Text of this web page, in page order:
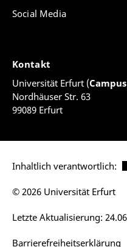
Social Media
Kontakt
Universität Erfurt (
Nordhäuser Str. 63
99089 Erfurt
Inhaltlich verantwortlich:
Barrierefreiheitserklärung
Letzte Aktualisierung:
© 2026 Universität Erfurt